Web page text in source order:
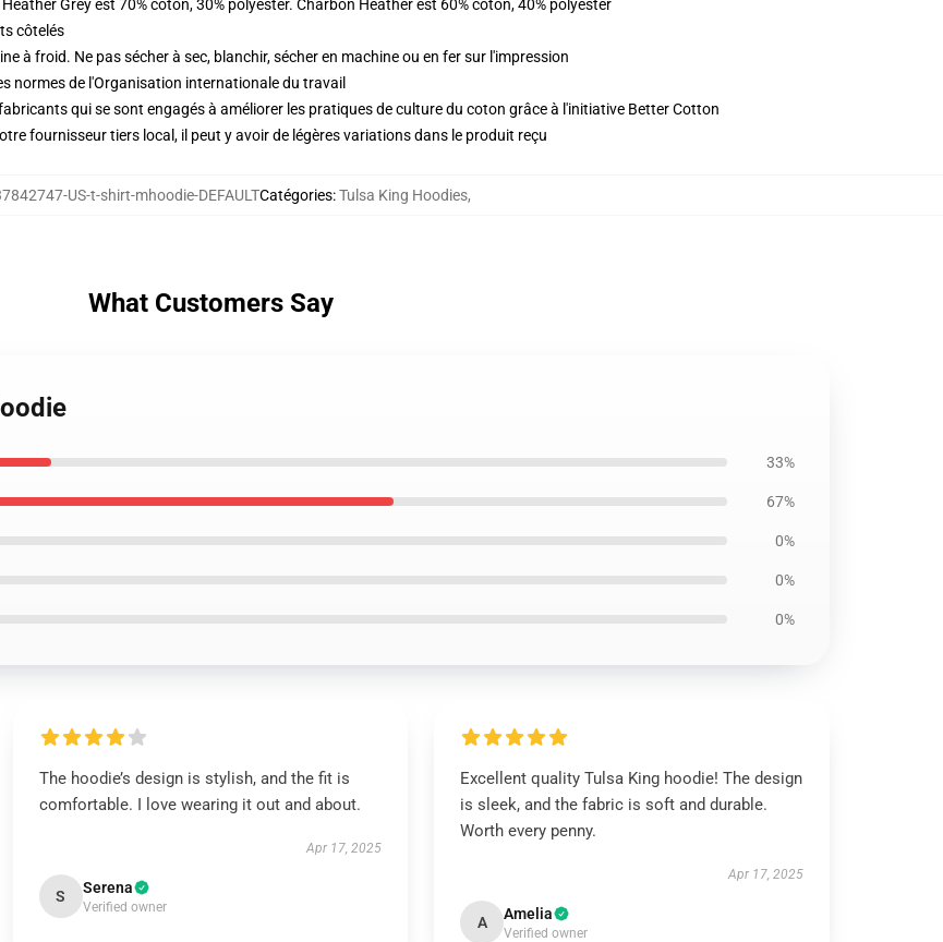
Grey est 70% coton, 30% polyester. Charbon Heather est 60% coton, 40% polyester
côtelés
à froid. Ne pas sécher à sec, blanchir, sécher en machine ou en fer sur l'impression
normes de l'Organisation internationale du travail
qui se sont engagés à améliorer les pratiques de culture du coton grâce à l'initiative Better Cotton
fournisseur tiers local, il peut y avoir de légères variations dans le produit reçu
US-t-shirt-mhoodie-DEFAULTCatégories:Tulsa King Hoodies,
What Customers Say
33%
67%
0%
0%
0%
The hoodie’s design is stylish, and the fit is
comfortable. I love wearing it out and about.
Apr 17, 2025
S Serena
Verified owner
Excellent quality Tulsa King hoodie! The design
is sleek, and the fabric is soft and durable.
Worth every penny.
Apr 17, 2025
A Amelia
Verified owner